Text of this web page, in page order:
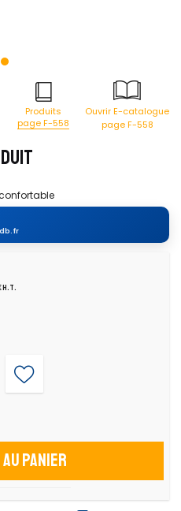
Produits
page F-558
Ouvrir E-catalogue
page F-558
H.T.
panier